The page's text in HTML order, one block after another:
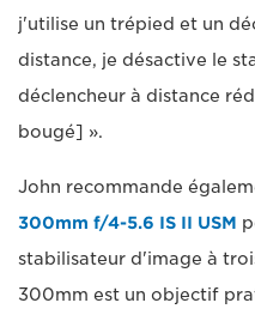
j'utilise un trépied et un
distance, je désactive le
déclencheur à distance
bougé] ».
John recommande
300mm f/4-5.6 IS II USM
stabilisateur d'image à
300mm est un objectif